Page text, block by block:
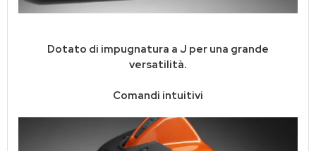
Dotato di impugnatura a J per una grande
versatilità.
Comandi intuitivi